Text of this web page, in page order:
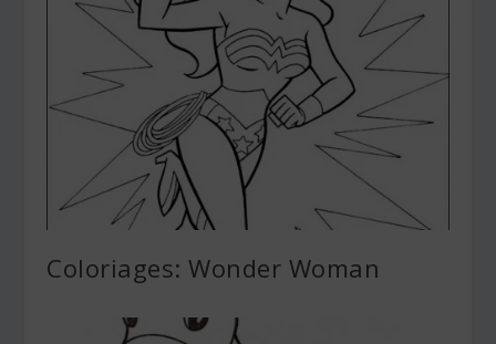
Coloriages: Wonder Woman